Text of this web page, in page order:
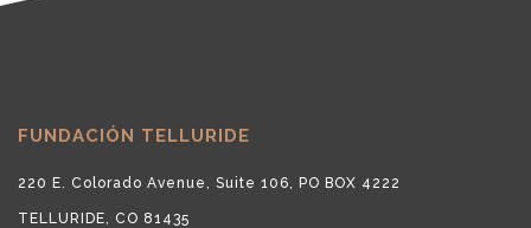
FUNDACIÓN TELLURIDE
220 E. Colorado Avenue, Suite 106, PO BOX 4222
TELLURIDE, CO 81435